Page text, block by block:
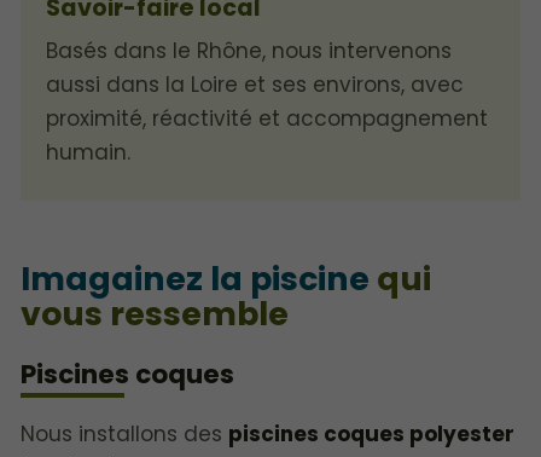
Savoir-faire local
Basés dans le Rhône, nous intervenons
aussi dans la Loire et ses environs, avec
proximité, réactivité et accompagnement
humain.
Imagainez la piscine qui
vous ressemble
Piscines coques
Nous installons des piscines coques polyester